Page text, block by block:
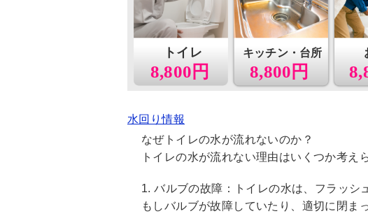
8,800円
トイレ
8,800円
キッチン・台所
水回り情報
なぜトイレの水が流れないのか？
トイレの水が流れない理由はいくつか考え
1. バルブの故障：トイレの水は、フラッシ
もしバルブが故障していたり、適切に閉ま